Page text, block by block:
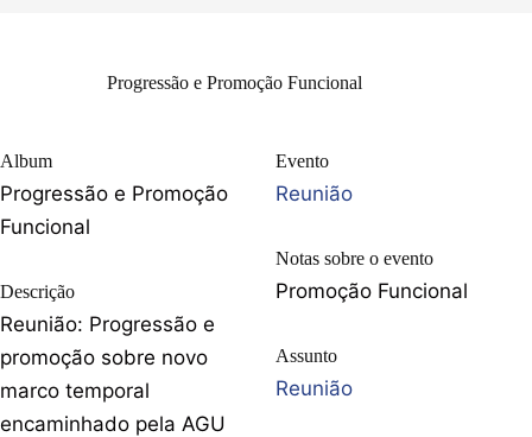
Progressão e Promoção Funcional
Album
Progressão e Promoção
Funcional
Descrição
Reunião: Progressão e
promoção sobre novo
marco temporal
encaminhado pela AGU
Evento
Reunião
Notas sobre o evento
Promoção Funcional
Assunto
Reunião